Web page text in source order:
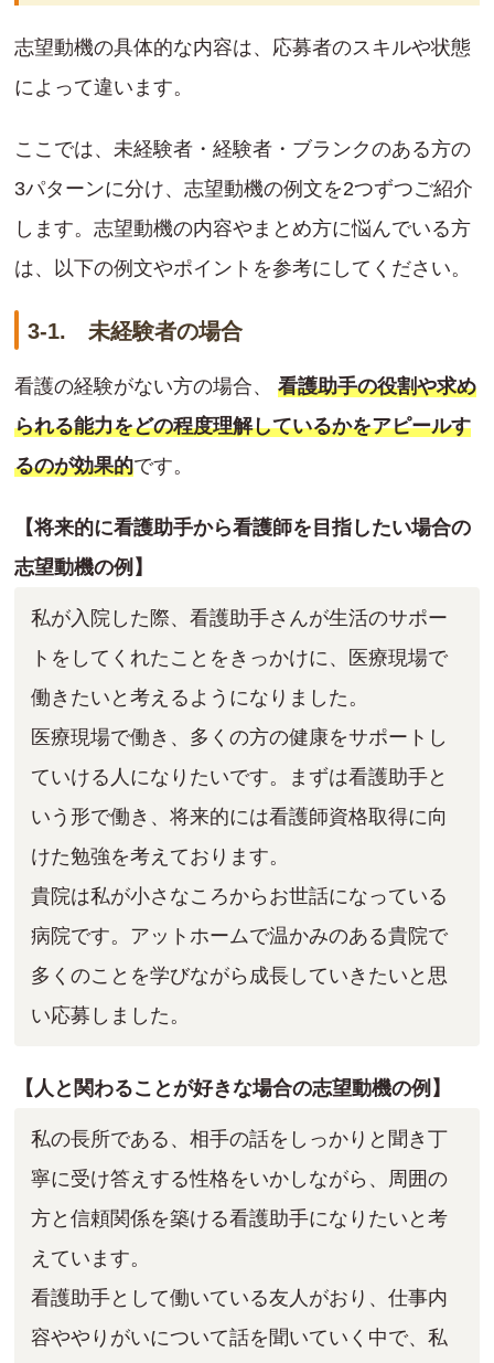
志望動機の具体的な内容は、応募者のスキルや状態
によって違います。
ここでは、未経験者・経験者・ブランクのある方の
3パターンに分け、志望動機の例文を2つずつご紹介
します。志望動機の内容やまとめ方に悩んでいる方
は、以下の例文やポイントを参考にしてください。
3-1. 未経験者の場合
看護の経験がない方の場合、 看護助手の役割や求め
られる能力をどの程度理解しているかをアピールす
るのが効果的です。
【将来的に看護助手から看護師を目指したい場合の
志望動機の例】
私が入院した際、看護助手さんが生活のサポー
トをしてくれたことをきっかけに、医療現場で
働きたいと考えるようになりました。
医療現場で働き、多くの方の健康をサポートし
ていける人になりたいです。まずは看護助手と
いう形で働き、将来的には看護師資格取得に向
けた勉強を考えております。
貴院は私が小さなころからお世話になっている
病院です。アットホームで温かみのある貴院で
多くのことを学びながら成長していきたいと思
い応募しました。
【人と関わることが好きな場合の志望動機の例】
私の長所である、相手の話をしっかりと聞き丁
寧に受け答えする性格をいかしながら、周囲の
方と信頼関係を築ける看護助手になりたいと考
えています。
看護助手として働いている友人がおり、仕事内
容ややりがいについて話を聞いていく中で、私